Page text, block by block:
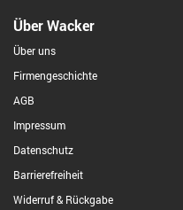
Über Wacker
Über uns
Firmengeschichte
AGB
Impressum
Datenschutz
Barrierefreiheit
Widerruf & Rückgabe